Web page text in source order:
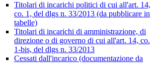
Titolari di incarichi politici di cui all'art. 14,
co. 1, del dlgs n. 33/2013 (da pubblicare in
tabelle)
Titolari di incarichi di amministrazione, di
direzione o di governo di cui all'art. 14, co.
1-bis, del dlgs n. 33/2013
Cessati dall'incarico (documentazione da